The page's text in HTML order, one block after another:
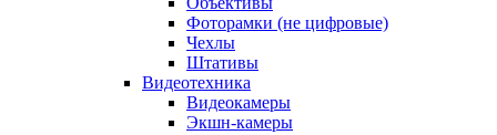
Фоторамки (не цифровые)
Чехлы
Штативы
Видеотехника
Видеокамеры
Экшн-камеры